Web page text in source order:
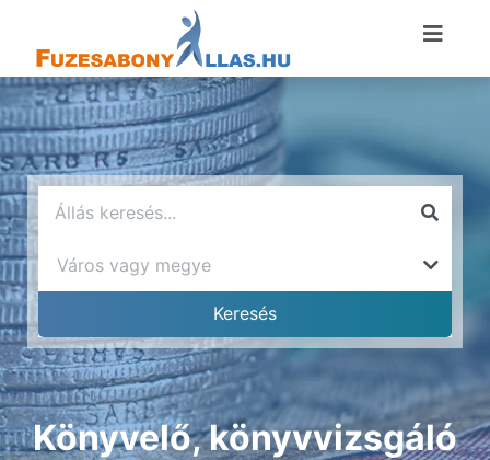
Könyvelő, könyvvizsgáló